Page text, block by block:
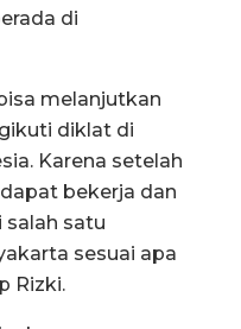
di
melanjutkan
diklat di
Karena setelah
bekerja dan
salah satu
sesuai apa
Rizki.